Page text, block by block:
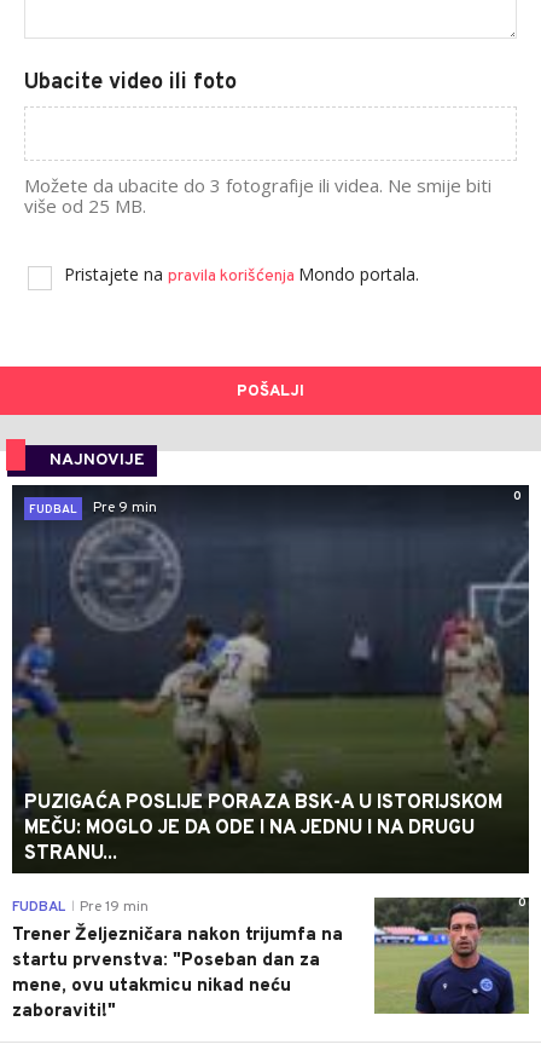
Ubacite video ili foto
Možete da ubacite do 3 fotografije ili videa. Ne smije biti
više od 25 MB.
Pristajete na pravila korišćenja Mondo portala.
POŠALJI
NAJNOVIJE
0
FUDBAL
Pre 9 min
PUZIGAĆA POSLIJE PORAZA BSK-A U ISTORIJSKOM
MEČU: MOGLO JE DA ODE I NA JEDNU I NA DRUGU
STRANU...
0
FUDBAL Pre 19 min
Trener Željezničara nakon trijumfa na
startu prvenstva: "Poseban dan za
mene, ovu utakmicu nikad neću
zaboraviti!"